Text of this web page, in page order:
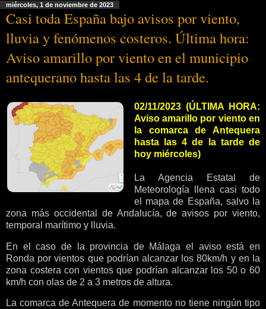
miércoles, 1 de noviembre de 2023
Casi toda España bajo avisos por viento,
lluvia y fenómenos costeros. Última hora:
Aviso amarillo por viento en el municipio
antequerano hasta las 4 de la tarde.
02/11/2023 (ÚLTIMA HORA:
Aviso amarillo por viento en
la comarca de Antequera
hasta las 4 de la tarde de
hoy miércoles)
La Agencia Estatal de
Meteorología llena casi todo
el mapa de España, salvo la
zona más occidental de Andalucía, de avisos por viento,
temporal marítimo y lluvia.
En el caso de la provincia de Málaga el aviso está en
Ronda por vientos que podrían alcanzar los 80km/h y en la
zona costera con vientos que podrían alcanzar los 50 o 60
km/h con olas de 2 a 3 metros de altura.
La comarca de Antequera de momento no tiene ningún tipo